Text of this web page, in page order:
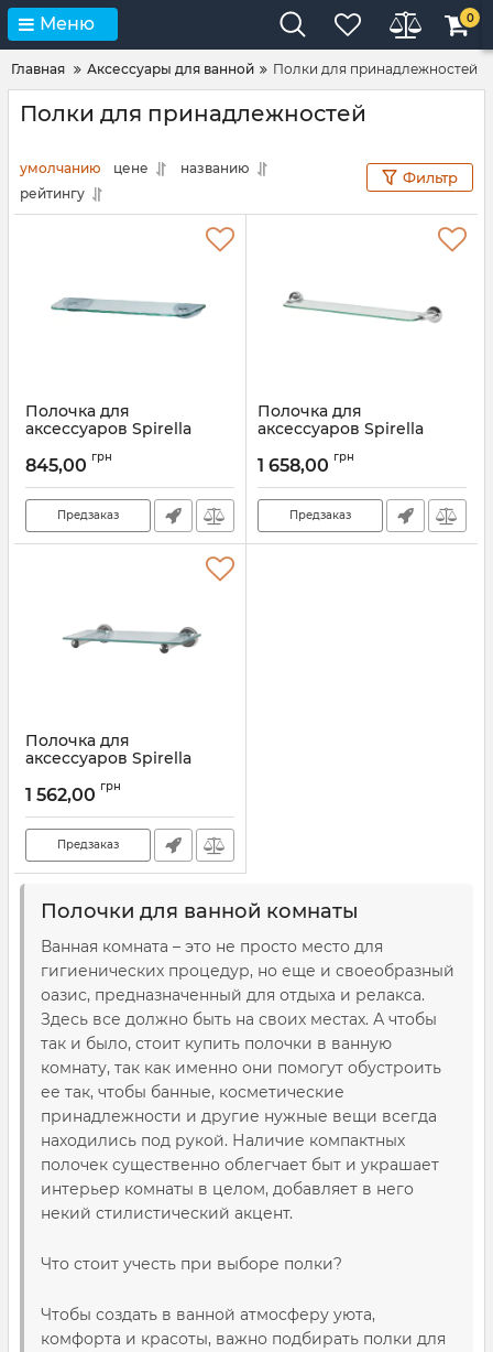
Меню 0
Главная Аксессуары для ванной Полки для принадлежностей
Полки для принадлежностей
умолчанию цене
названию
рейтингу
Фильтр
Полочка для
аксессуаров Spirella
Артикул: 10.04717
845,00 грн
Предзаказ
Полочка для
аксессуаров Spirella
Артикул: 10.03160
1 658,00 грн
Предзаказ
Полочка для
аксессуаров Spirella
Артикул: 10.03173
1 562,00 грн
Предзаказ
Полочки для ванной комнаты
Ванная комната – это не просто место для
гигиенических процедур, но еще и своеобразный
оазис, предназначенный для отдыха и релакса.
Здесь все должно быть на своих местах. А чтобы
так и было, стоит купить полочки в ванную
комнату, так как именно они помогут обустроить
ее так, чтобы банные, косметические
принадлежности и другие нужные вещи всегда
находились под рукой. Наличие компактных
полочек существенно облегчает быт и украшает
интерьер комнаты в целом, добавляет в него
некий стилистический акцент.
Что стоит учесть при выборе полки?
Чтобы создать в ванной атмосферу уюта,
комфорта и красоты, важно подбирать полки для